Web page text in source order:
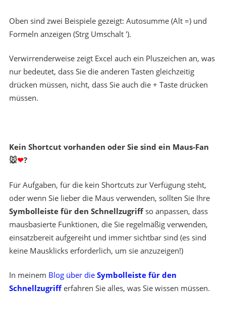
Oben sind zwei Beispiele gezeigt: Autosumme (Alt =) und
Formeln anzeigen (Strg Umschalt ').
Verwirrenderweise zeigt Excel auch ein Pluszeichen an, was
nur bedeutet, dass Sie die anderen Tasten gleichzeitig
drücken müssen, nicht, dass Sie auch die + Taste drücken
müssen.
Kein Shortcut vorhanden oder Sie sind ein Maus-Fan
🐭❤?
Für Aufgaben, für die kein Shortcuts zur Verfügung steht,
oder wenn Sie lieber die Maus verwenden, sollten Sie Ihre
Symbolleiste für den Schnellzugriff so anpassen, dass
mausbasierte Funktionen, die Sie regelmäßig verwenden,
einsatzbereit aufgereiht und immer sichtbar sind (es sind
keine Mausklicks erforderlich, um sie anzuzeigen!)
In meinem Blog über die Symbolleiste für den
Schnellzugrifferfahren Sie alles, was Sie wissen müssen.